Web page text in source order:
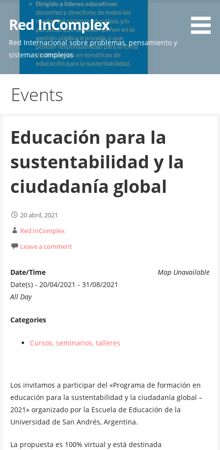
content
Red InComplex
Red Internacional sobre problemas, pensamiento y
sistemas complejos
Events
Educación para la
sustentabilidad y la
ciudadanía global
20 abril, 2021
Red InComplex
Leave a comment
Map Unavailable
Date/Time
Date(s) - 20/04/2021 - 31/08/2021
All Day
Categories
Cursos, seminarios, talleres
Los invitamos a participar del «Programa de formación en
educación para la sustentabilidad y la ciudadanía global –
2021» organizado por la Escuela de Educación de la
Universidad de San Andrés, Argentina.
La propuesta es 100% virtual y está destinada